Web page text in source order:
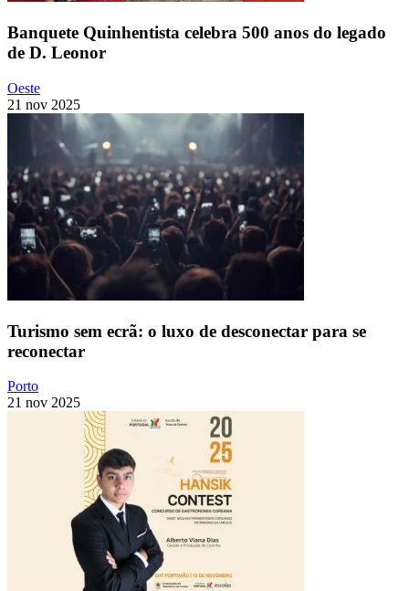
Banquete Quinhentista celebra 500 anos do legado
de D. Leonor
Oeste
21 nov 2025
Turismo sem ecrã: o luxo de desconectar para se
reconectar
Porto
21 nov 2025